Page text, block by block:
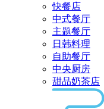
快餐店
中式餐厅
主题餐厅
日韩料理
自助餐厅
中央厨房
甜品奶茶店